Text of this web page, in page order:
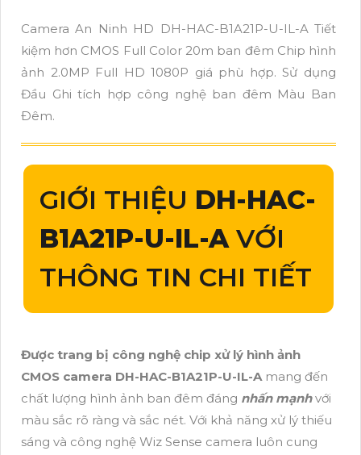
Camera An Ninh HD DH-HAC-B1A21P-U-IL-A Tiết
kiệm hơn CMOS Full Color 20m ban đêm Chip hình
ảnh 2.0MP Full HD 1080P giá phù hợp. Sử dụng
Đầu Ghi tích hợp công nghệ ban đêm Màu Ban
Ðêm.
GIỚI THIỆU DH-HAC-
B1A21P-U-IL-A VỚI
THÔNG TIN CHI TIẾT
Được trang bị công nghệ chip xử lý hình ảnh
CMOS camera DH-HAC-B1A21P-U-IL-A mang đến
chất lượng hình ảnh ban đêm đáng nhấn mạnhvới
màu sắc rõ ràng và sắc nét. Với khả năng xử lý thiếu
sáng và công nghệ Wiz Sense camera luôn cung